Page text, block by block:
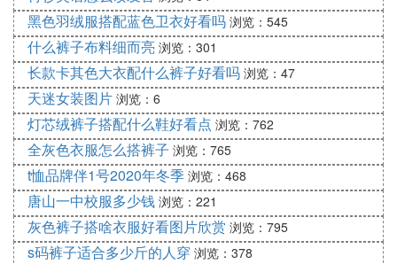
黑色羽绒服搭配蓝色卫衣好看吗 浏览：545
什么裤子布料细而亮 浏览：301
长款卡其色大衣配什么裤子好看吗 浏览：47
天迷女装图片 浏览：6
灯芯绒裤子搭配什么鞋好看点 浏览：762
全灰色衣服怎么搭裤子 浏览：765
t恤品牌伴1号2020年冬季 浏览：468
唐山一中校服多少钱 浏览：221
灰色裤子搭啥衣服好看图片欣赏 浏览：795
s码裤子适合多少斤的人穿 浏览：378